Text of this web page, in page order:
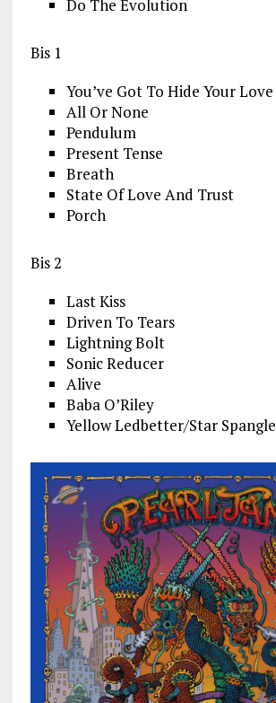
Do The Evolution
Bis 1
You’ve Got To Hide Your
All Or None
Pendulum
Present Tense
Breath
State Of Love And Trust
Porch
Bis 2
Last Kiss
Driven To Tears
Lightning Bolt
Sonic Reducer
Alive
Baba O’Riley
Yellow Ledbetter/Star